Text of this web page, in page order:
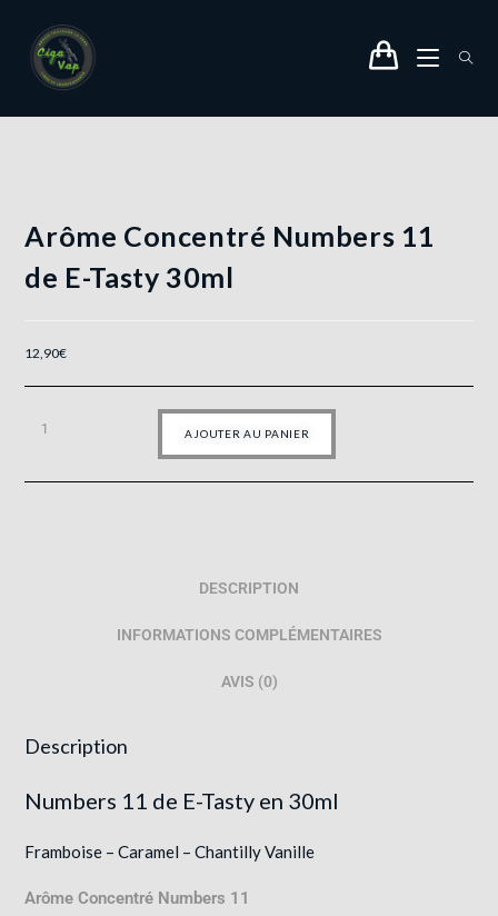
Arôme Concentré Numbers 11
de E-Tasty 30ml
12,90€
AJOUTER AU PANIER
DESCRIPTION
INFORMATIONS COMPLÉMENTAIRES
AVIS (0)
Description
Numbers 11 de E-Tasty en 30ml
Framboise – Caramel – Chantilly Vanille
Arôme Concentré Numbers 11